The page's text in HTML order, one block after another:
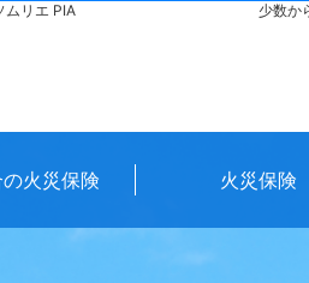
ムリエ PIA
火災保険 火災保険